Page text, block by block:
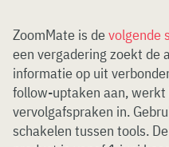
ZoomMate is devolgende
een vergadering zoekt de
informatie op uit
follow-uptaken aan,
vervolgafspraken in.
schakelen tussen tools.